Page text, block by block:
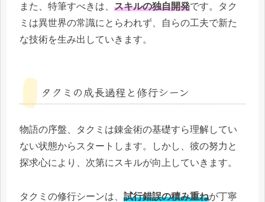
また、特筆すべきは、 スキルの独自開発です。タク
ミは異世界の常識にとらわれず、自らの工夫で新た
な技術を生み出していきます。
タクミの成長過程と修行シーン
物語の序盤、タクミは錬金術の基礎すら理解してい
ない状態からスタートします。しかし、彼の努力と
探求心により、次第にスキルが向上していきます。
タクミの修行シーンは、 試行錯誤の積み重ねが丁寧